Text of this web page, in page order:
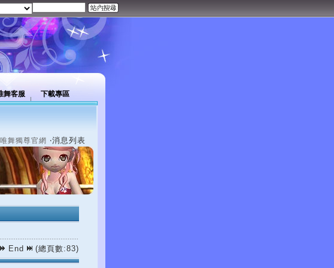
舞客服 下載專區
唯舞獨尊官網 ‧消息列表
End (總頁數:83)